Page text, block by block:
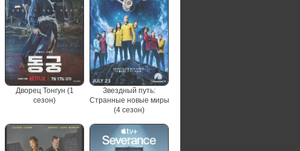
Дворец Тонгун (1
сезон)
Звездный путь:
Странные новые миры
(4 сезон)